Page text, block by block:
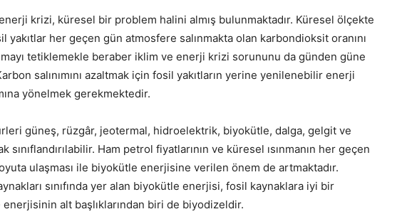
krizi, küresel bir problem halini almış bulunmaktadır. Küresel ölçekte
yakıtlar her geçen gün atmosfere salınmakta olan karbondioksit oranını
tetiklemekle beraber iklim ve enerji krizi sorununu da günden güne
salınımını azaltmak için fosil yakıtların yerine yenilenebilir enerji
yönelmek gerekmektedir.
güneş, rüzgâr, jeotermal, hidroelektrik, biyokütle, dalga, gelgit ve
Ham petrol fiyatlarının ve küresel ısınmanın her geçen
ulaşması ile biyokütle enerjisine verilen önem de artmaktadır.
sınıfında yer alan biyokütle enerjisi, fosil kaynaklara iyi bir
alt başlıklarından biri de biyodizeldir.